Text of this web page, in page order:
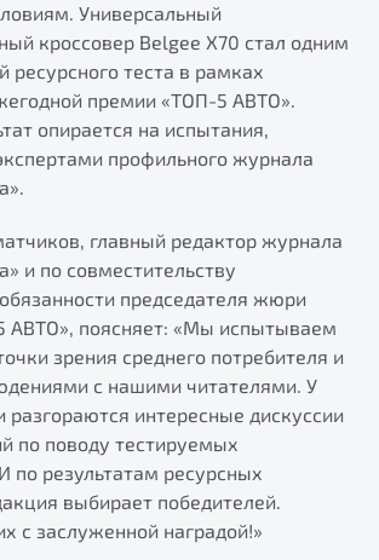
седан
кроссовер
выгодах при покупке
в наличии
уверены на дорогах с программой
программы
ТО
поддержка
Универсальный
кроссовер Belgee X70 стал одним
ресурсного теста в рамках
премии «ТОП-5 АВТО».
опирается на испытания,
профильного журнала
главный редактор журнала
и по совместительству
председателя жюри
АВТО», поясняет: «Мы испытываем
зрения среднего потребителя и
с нашими читателями. У
разгораются интересные дискуссии
по поводу тестируемых
по результатам ресурсных
выбирает победителей.
с заслуженной наградой!»